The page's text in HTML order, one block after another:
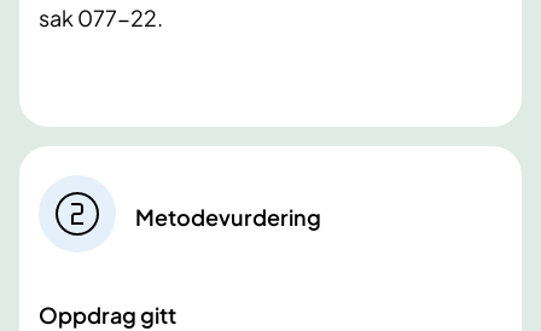
sak 077-22.
Metodevurdering
Oppdrag gitt